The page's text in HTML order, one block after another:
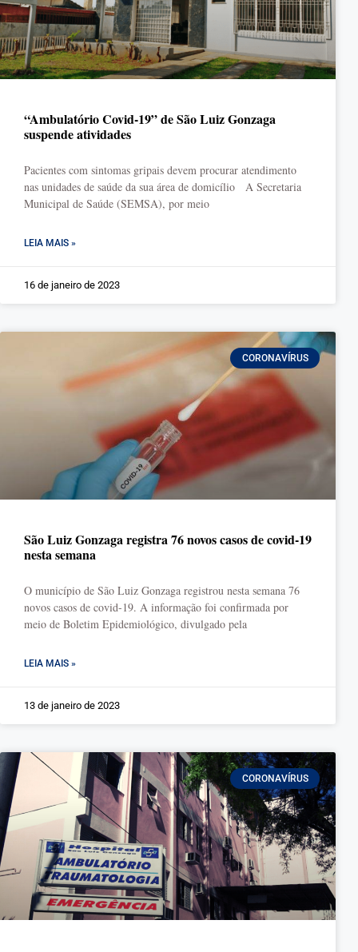
“Ambulatório Covid-19” de São Luiz Gonzaga
suspende atividades
Pacientes com sintomas gripais devem procurar atendimento
nas unidades de saúde da sua área de domicílio A Secretaria
Municipal de Saúde (SEMSA), por meio
LEIA MAIS »
16 de janeiro de 2023
CORONAVÍRUS
São Luiz Gonzaga registra 76 novos casos de covid-19
nesta semana
O município de São Luiz Gonzaga registrou nesta semana 76
novos casos de covid-19. A informação foi confirmada por
meio de Boletim Epidemiológico, divulgado pela
LEIA MAIS »
13 de janeiro de 2023
CORONAVÍRUS